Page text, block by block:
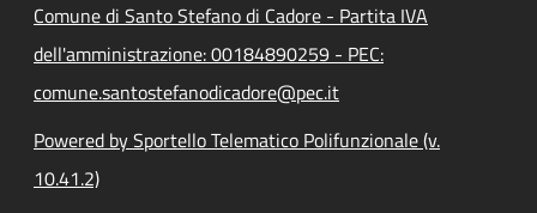
Comune di Santo Stefano di Cadore - Partita IVA
dell'amministrazione: 00184890259 - PEC:
comune.santostefanodicadore@pec.it
Powered by Sportello Telematico Polifunzionale (v.
10.41.2)